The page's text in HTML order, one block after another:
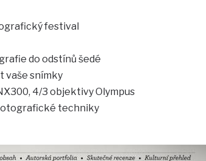
festival
do odstínů šedé
vaše snímky
4/3 objektivy Olympus
techniky